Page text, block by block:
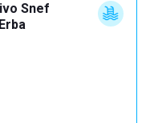
Snef